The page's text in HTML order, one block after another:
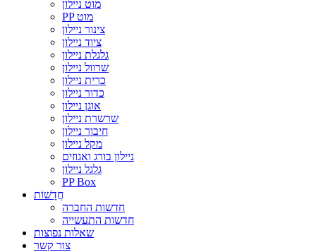
מוט ניילון
PP מוט
צינור ניילון
ציוד ניילון
גלגלת ניילון
שרוול ניילון
כרית ניילון
כדור ניילון
אוגן ניילון
שרשרת ניילון
חיבור ניילון
מקל ניילון
ניילון בורג ואגוזים
גלגל ניילון
PP Box
חֲדָשׁוֹת
חדשות החברה
חדשות התעשייה
שאלות נפוצות
צור קשר